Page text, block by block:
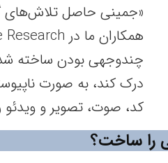
«جمینی حاصل تلاش‌های
چندوجهی بودن ساخته
درک کند، به صورت
کد، صوت، تصویر و ویدئو
را ساخت؟